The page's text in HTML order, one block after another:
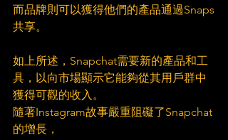
而品牌則可以獲得他們的產品通過Snaps
共享。
如上所述，Snapchat需要新的產品和工
具，以向市場顯示它能夠從其用戶群中
獲得可觀的收入。
隨著Instagram故事嚴重阻礙了Snapchat
的增長，